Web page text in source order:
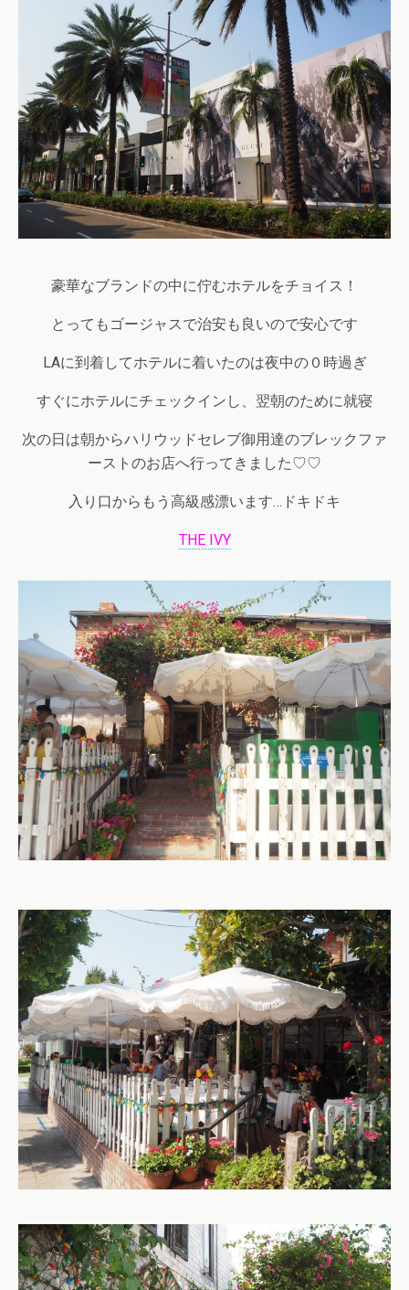
豪華なブランドの中に佇むホテルをチョイス！
とってもゴージャスで治安も良いので安心です
LAに到着してホテルに着いたのは夜中の０時過ぎ
すぐにホテルにチェックインし、翌朝のために就寝
次の日は朝からハリウッドセレブ御用達のブレックファ
ーストのお店へ行ってきました♡♡
入り口からもう高級感漂います…ドキドキ
THE IVY